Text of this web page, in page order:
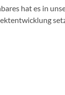
hat es in